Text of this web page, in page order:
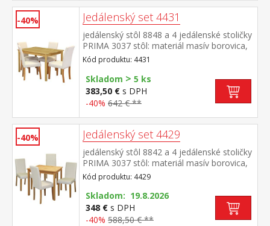
-40% Jedálenský set 4431
jedálenský stôl 8848 a 4 jedálenské stoličky
PRIMA 3037 stôl: materiál masív borovica,
lakované prevedenie stolička: nohy materiál
masív, farebné prevedenie číry lak poťah
koža – imitácia, farebné prevedenie biela,
výška sedu 47 cm rozmer stola (š/h/v) 118
× 75 × 73 cm rozmer stoličky (š/h/v) 45 × 55
Kód produktu: 4431
Skladom > 5 ks
383,50 € s DPH
-40% 642 € **
-40% Jedálenský set 4429
jedálenský stôl 8842 a 4 jedálenské stoličky
PRIMA 3037 stôl: materiál masív borovica,
lakované prevedenie stolička: nohy materiál
masív, farebné prevedenie číry lak poťah
koža – imitácia, farebné prevedenie biela,
výška sedu 47 cm rozmer stola (š/h/v) 75 ×
75 × 73 cm rozmer stoličky (š/h/v) 45 × 55 ×
Kód produktu: 4429
Skladom: 19.8.2026
348 € s DPH
-40% 588,50 € **